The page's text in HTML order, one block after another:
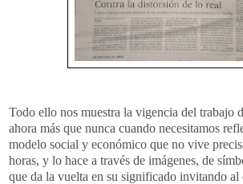
Todo ello nos muestra la vigencia del trabajo
ahora más que nunca cuando necesitamos
modelo social y económico que no vive
horas, y lo hace a través de imágenes, de
que da la vuelta en su significado invitando al